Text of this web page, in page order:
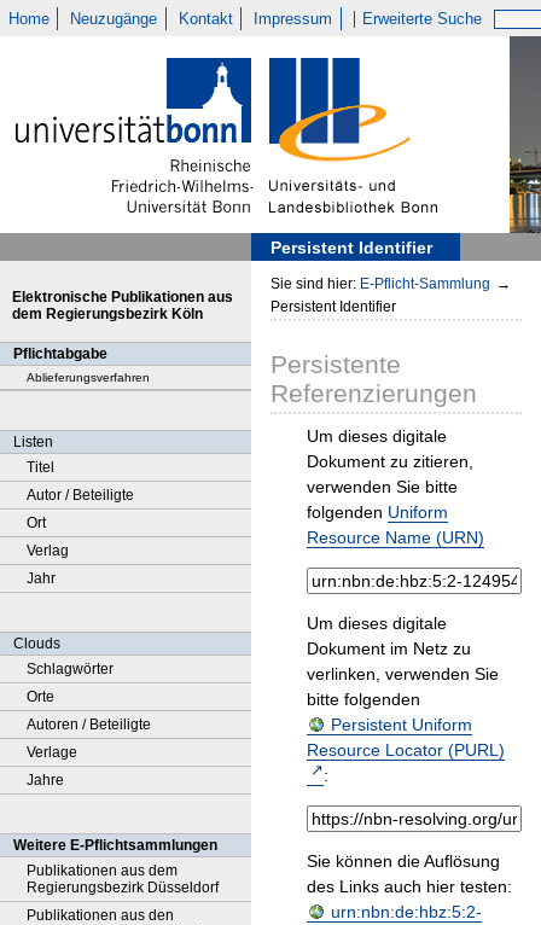
Home Neuzugänge Kontakt Impressum Erweiterte Suche
Persistent Identifier
Elektronische Publikationen aus
dem Regierungsbezirk Köln
Pflichtabgabe
Ablieferungsverfahren
Listen
Titel
Autor / Beteiligte
Ort
Verlag
Jahr
Clouds
Schlagwörter
Orte
Autoren / Beteiligte
Verlage
Jahre
Weitere E-Pflichtsammlungen
Publikationen aus dem
Regierungsbezirk Düsseldorf
Publikationen aus den
Sie sind hier: E-Pflicht-Sammlung →
Persistent Identifier
Persistente
Referenzierungen
Um dieses digitale
Dokument zu zitieren,
verwenden Sie bitte
folgenden Uniform
Resource Name (URN)
Um dieses digitale
Dokument im Netz zu
verlinken, verwenden Sie
bitte folgenden
Persistent Uniform
Resource Locator (PURL)
:
Sie können die Auflösung
des Links auch hier testen:
urn:nbn:de:hbz:5:2-